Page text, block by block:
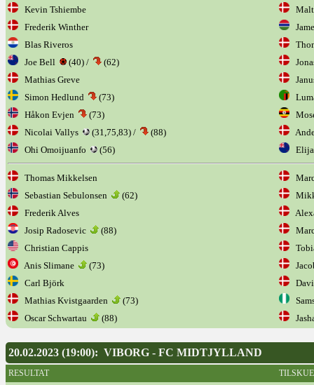
Kevin Tshiembe
Frederik Winther
Blas Riveros
Joe Bell
(40) / (62)
Mathias Greve
Simon Hedlund
(73)
Håkon Evjen
(73)
Nicolai Vallys
(31,75,83) / (88)
Ohi Omoijuanfo
(56)
Thomas Mikkelsen
Sebastian Sebulonsen
(62)
Frederik Alves
Josip Radosevic
(88)
Christian Cappis
Anis Slimane
(73)
Carl Björk
Mathias Kvistgaarden
(73)
Oscar Schwartau
(88)
20.02.2023 (19:00): VIBORG - FC MIDTJYLLAND
RESULTAT